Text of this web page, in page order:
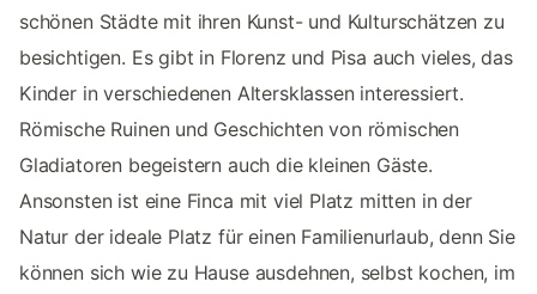
schönen Städte mit ihren Kunst- und Kulturschätzen zu
besichtigen. Es gibt in Florenz und Pisa auch vieles, das
Kinder in verschiedenen Altersklassen interessiert.
Römische Ruinen und Geschichten von römischen
Gladiatoren begeistern auch die kleinen Gäste.
Ansonsten ist eine Finca mit viel Platz mitten in der
Natur der ideale Platz für einen Familienurlaub, denn Sie
können sich wie zu Hause ausdehnen, selbst kochen, im